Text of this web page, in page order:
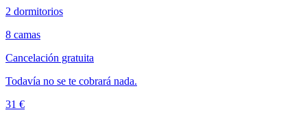
2 dormitorios
8 camas
Cancelación gratuita
Todavía no se te cobrará nada.
31 €